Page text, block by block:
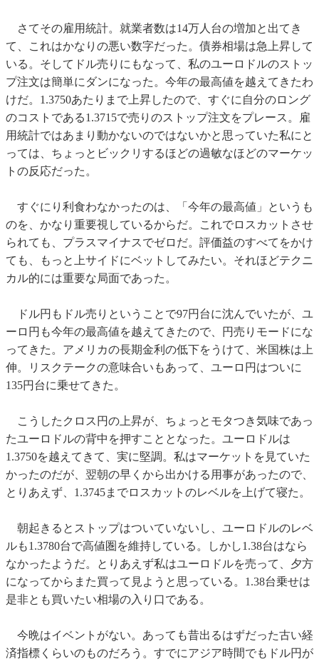
さてその雇用統計。就業者数は14万人台の増加と出てき
て、これはかなりの悪い数字だった。債券相場は急上昇して
いる。そしてドル売りにもなって、私のユーロドルのストッ
プ注文は簡単にダンになった。今年の最高値を越えてきたわ
けだ。1.3750あたりまで上昇したので、すぐに自分のロング
のコストである1.3715で売りのストップ注文をプレース。雇
用統計ではあまり動かないのではないかと思っていた私にと
っては、ちょっとビックリするほどの過敏なほどのマーケッ
トの反応だった。
すぐにり利食わなかったのは、「今年の最高値」というも
のを、かなり重要視しているからだ。これでロスカットさせ
られても、プラスマイナスでゼロだ。評価益のすべてをかけ
ても、もっと上サイドにベットしてみたい。それほどテクニ
カル的には重要な局面であった。
ドル円もドル売りということで97円台に沈んでいたが、ユ
ーロ円も今年の最高値を越えてきたので、円売りモードにな
ってきた。アメリカの長期金利の低下をうけて、米国株は上
伸。リスクテークの意味合いもあって、ユーロ円はついに
135円台に乗せてきた。
こうしたクロス円の上昇が、ちょっとモタつき気味であっ
たユーロドルの背中を押すこととなった。ユーロドルは
1.3750を越えてきて、実に堅調。私はマーケットを見ていた
かったのだが、翌朝の早くから出かける用事があったので、
とりあえず、1.3745までロスカットのレベルを上げて寝た。
朝起きるとストップはついていないし、ユーロドルのレベ
ルも1.3780台で高値圏を維持している。しかし1.38台はなら
なかったようだ。とりあえず私はユーロドルを売って、夕方
になってからまた買って見ようと思っている。1.38台乗せは
是非とも買いたい相場の入り口である。
今晩はイベントがない。あっても昔出るはずだった古い経
済指標くらいのものだろう。すでにアジア時間でもドル円が